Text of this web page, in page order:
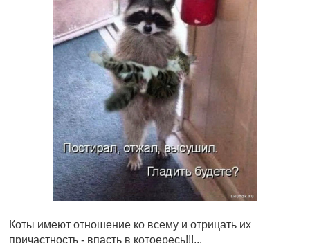
Коты имеют отношение ко всему и отрицать их
причастность - впасть в котоересь!!!...